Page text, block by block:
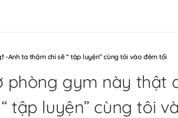
Anh ta thậm chí sẽ “ tập luyện” cùng tôi vào đêm tối
phòng gym này thật
tập luyện” cùng tôi